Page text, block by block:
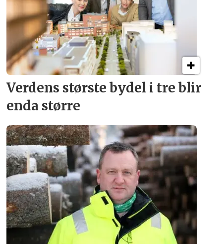
Verdens største bydel i tre blir
enda større